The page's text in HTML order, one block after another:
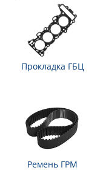
Прокладка ГБЦ
Ремень ГРМ